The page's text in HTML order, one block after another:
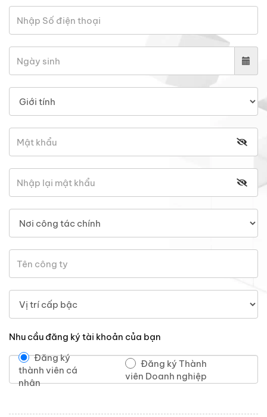
Nhu cầu đăng ký tài khoản của bạn
Đăng ký
thành viên cá
nhân
Đăng ký Thành
viên Doanh nghiệp